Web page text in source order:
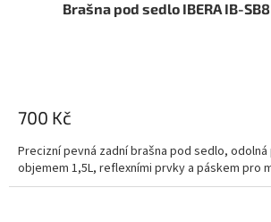
Brašna pod sedlo IBERA IB-
700 Kč
Precizní pevná zadní brašna pod sedlo,
objemem 1,5L, reflexními prvky a páskem pro